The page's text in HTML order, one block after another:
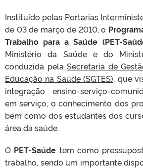
Instituído pelas Portarias
de 03 de março de 2010, o
Trabalho para a Saúde (PET-
Ministério da Saúde e do
conduzida pela Secretaria de
Educação na Saúde (SGTES), que
integração ensino-serviço-
em serviço, o conhecimento dos
bem como dos estudantes dos
área da saúde.
O PET-Saúde tem como
trabalho, sendo um importante